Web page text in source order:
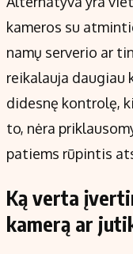
kameros su
namų serverio ar
reikalauja daugiau
didesnę kontrolę,
to, nėra
patiems rūpintis
Ką verta
kamerą ar